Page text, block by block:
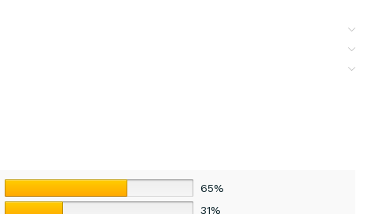
65%
31%